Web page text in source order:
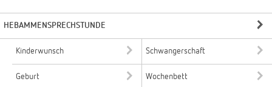
HEBAMMENSPRECHSTUNDE
Kinderwunsch Schwangerschaft
Geburt Wochenbett